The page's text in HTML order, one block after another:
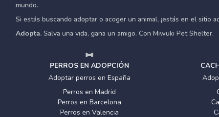
mundo.
Si estás buscando adoptar o acoger un animal, ¡estás en el sitio
Adopta. Salva una vida, gana un amigo. Con Miwuki Pet Shelter.
PERROS EN ADOPCIÓN
Adoptar perros en España
Perros en Madrid
Perros en Barcelona
Perros en Valencia